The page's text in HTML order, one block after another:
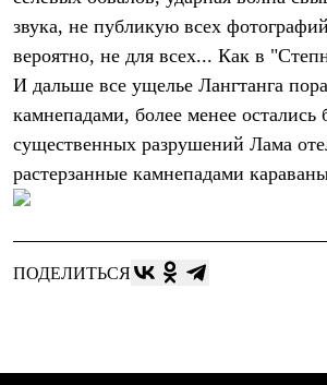
Рубашки
Толстовки
Брюки
Женская одежда
Утепленная пухом
Брюки
Жилеты
Куртки
Брюки
Штормовая одежда
Брюки
звука, не публикую всех
вероятно, не для всех... Как в
И дальше все ущелье Лангтанга
камнепадами, более менее остались
существенных разрушений Лама
растерзанные камнепадами
ПОДЕЛИТЬСЯ